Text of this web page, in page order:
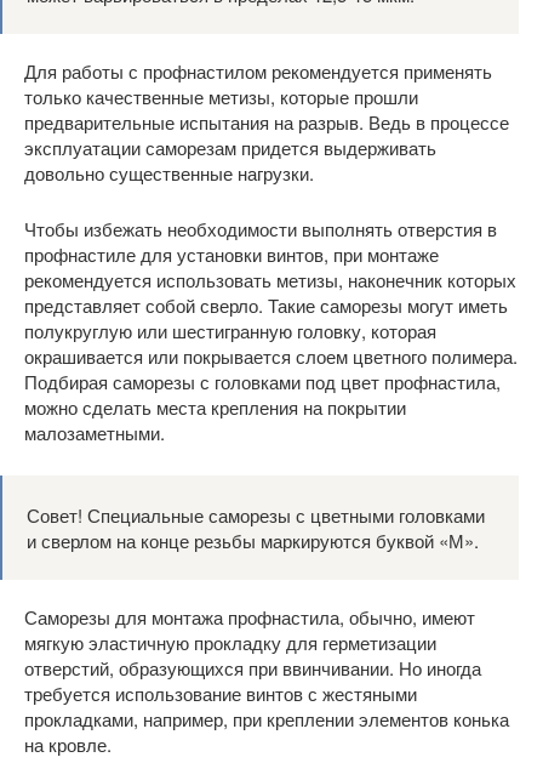
Для работы с профнастилом рекомендуется применять
только качественные метизы, которые прошли
предварительные испытания на разрыв. Ведь в процессе
эксплуатации саморезам придется выдерживать
довольно существенные нагрузки.
Чтобы избежать необходимости выполнять отверстия в
профнастиле для установки винтов, при монтаже
рекомендуется использовать метизы, наконечник которых
представляет собой сверло. Такие саморезы могут иметь
полукруглую или шестигранную головку, которая
окрашивается или покрывается слоем цветного полимера.
Подбирая саморезы с головками под цвет профнастила,
можно сделать места крепления на покрытии
малозаметными.
Совет! Специальные саморезы с цветными головками
и сверлом на конце резьбы маркируются буквой «М».
Саморезы для монтажа профнастила, обычно, имеют
мягкую эластичную прокладку для герметизации
отверстий, образующихся при ввинчивании. Но иногда
требуется использование винтов с жестяными
прокладками, например, при креплении элементов конька
на кровле.